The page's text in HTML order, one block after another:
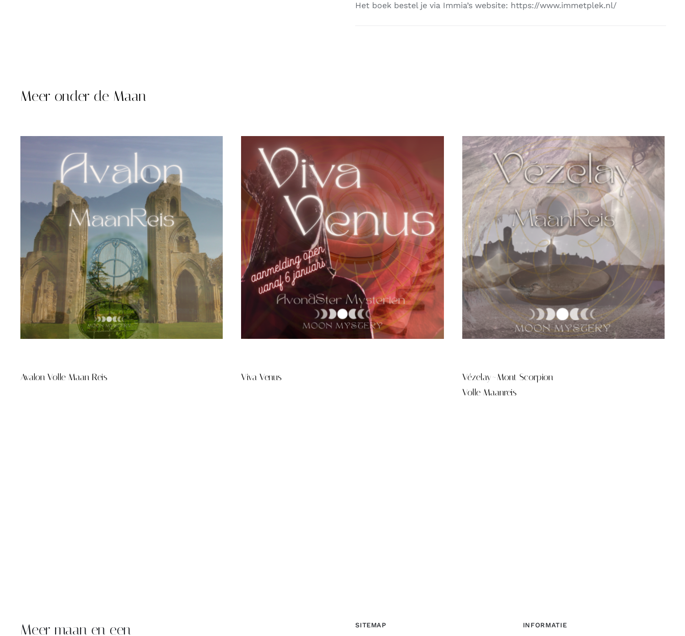
Het boek bestel je via Immia’s website: https://www.immetplek.nl/
Meer onder de Maan
Avalon Volle Maan Reis Viva Venus
Vézelay~Mont Scorpion
Volle Maanreis
Meer maan en een SITEMAP INFORMATIE